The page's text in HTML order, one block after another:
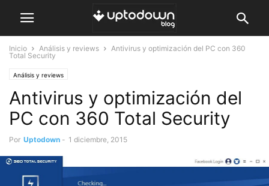
Inicio Análisis y reviews
Antivirus y optimización del PC con 360
Total Security
Análisis y reviews
Antivirus y optimización del
PC con 360 Total Security
Por Uptodown - 1 diciembre, 2015